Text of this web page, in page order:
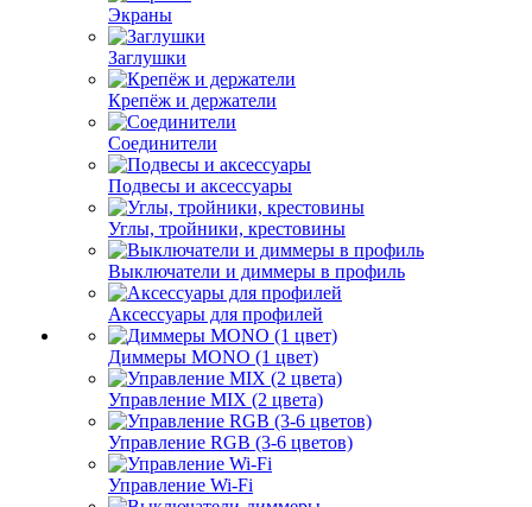
Экраны
Заглушки
Крепёж и держатели
Соединители
Подвесы и аксессуары
Углы, тройники, крестовины
Выключатели и диммеры в профиль
Аксессуары для профилей
Диммеры MONO (1 цвет)
Управление MIX (2 цвета)
Управление RGB (3-6 цветов)
Управление Wi-Fi